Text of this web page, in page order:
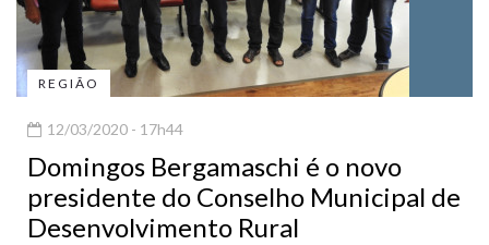
REGIÃO
12/03/2020 - 17h44
Domingos Bergamaschi é o novo
presidente do Conselho Municipal de
Desenvolvimento Rural